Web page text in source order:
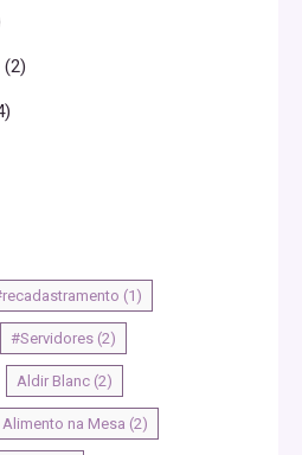
(2)
(1)
#Servidores (2)
Aldir Blanc (2)
Alimento na Mesa (2)